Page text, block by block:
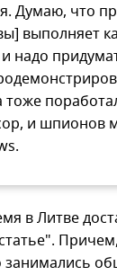
Думаю, что
выполняет
надо
тоже
и шпионов
в Литве